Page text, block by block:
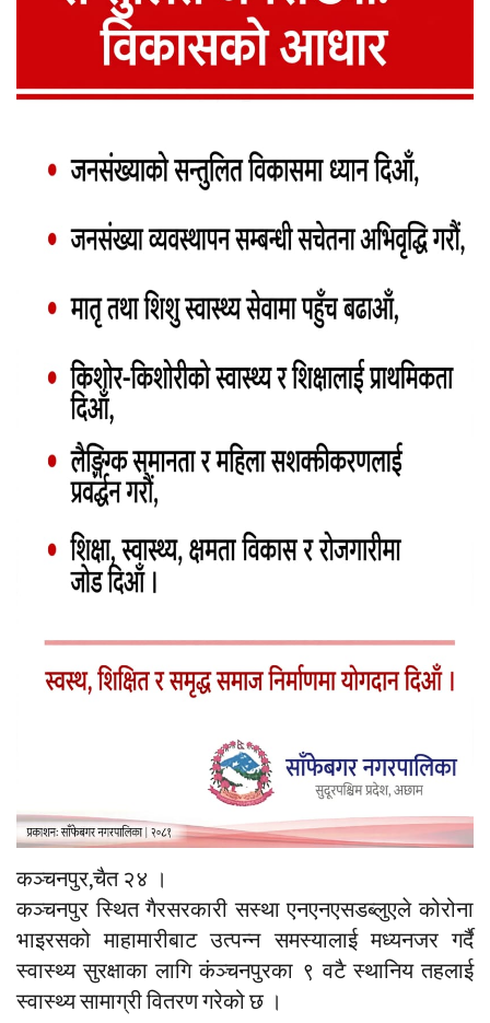
कञ्चनपुर,चैत २४ ।
कञ्चनपुर स्थित गैरसरकारी सस्था एनएनएसडब्लुएले कोरोना
भाइरसको माहामारीबाट उत्पन्न समस्यालाई मध्यनजर गर्दै
स्वास्थ्य सुरक्षाका लागि कंञ्चनपुरका ९ वटै स्थानिय तहलाई
स्वास्थ्य सामाग्री वितरण गरेको छ ।